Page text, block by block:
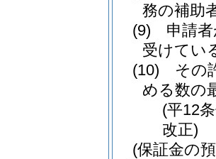
務の補助
(9)
申請
受けてい
(10)
その
める数の
(平12
改正)
(保証金の